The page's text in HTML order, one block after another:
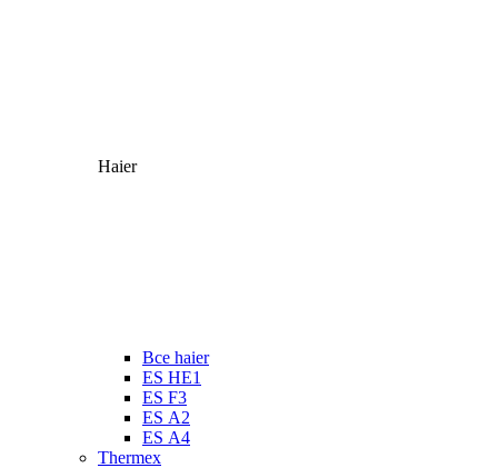
Haier
Все haier
ES HE1
ES F3
ES А2
ES А4
Thermex